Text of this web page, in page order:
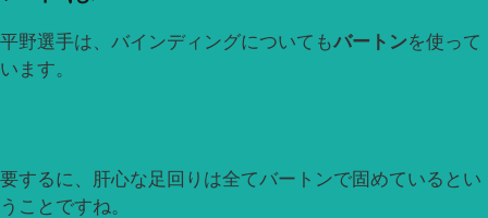
平野選手は、バインディングについてもバートンを使って
います。
要するに、肝心な足回りは全てバートンで固めているとい
うことですね。